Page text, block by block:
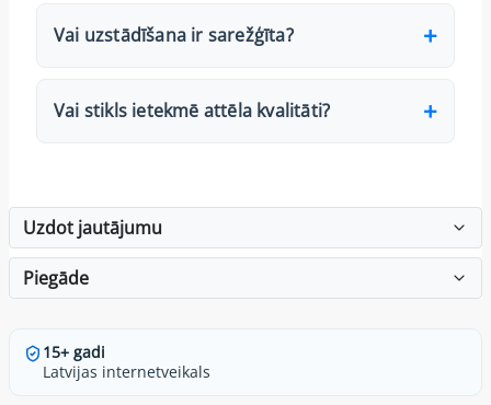
Vai uzstādīšana ir sarežģīta?
Vai stikls ietekmē attēla kvalitāti?
Uzdot jautājumu
Piegāde
15+ gadi
Latvijas internetveikals